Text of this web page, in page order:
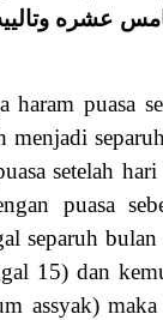
عشره
haram puasa
menjadi
setelah
puasa
separuh
15) dan
assyak)